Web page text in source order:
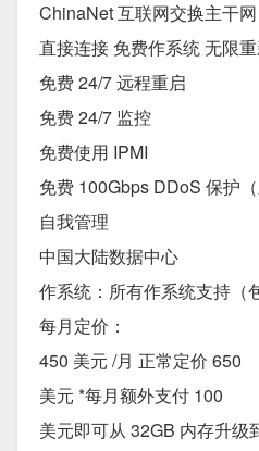
ChinaNet 互联网交换主干网
直接连接 免费作系统 无限
免费 24/7 远程重启
免费 24/7 监控
免费使用 IPMI
免费 100Gbps DDoS 保护（
自我管理
中国大陆数据中心
作系统：所有作系统支持（
每月定价：
450 美元 /月 正常定价 650
美元 *每月额外支付 100
美元即可从 32GB 内存升级